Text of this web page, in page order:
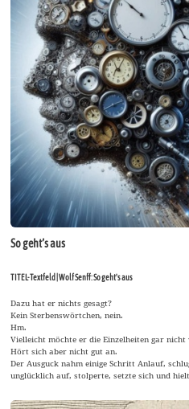
So geht’s aus
TITEL-Textfeld | Wolf Senff: So geht's aus
Dazu hat er nichts gesagt?
Kein Sterbenswörtchen, nein.
Hm.
Vielleicht möchte er die Einzelheiten gar nicht
Hört sich aber nicht gut an.
Der Ausguck nahm einige Schritt Anlauf,
unglücklich auf, stolperte, setzte sich und